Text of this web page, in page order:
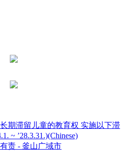
期滞留儿童的教育权 实施以下滞
~ ’28.3.31.)(Chinese)
责 - 釜山广域市